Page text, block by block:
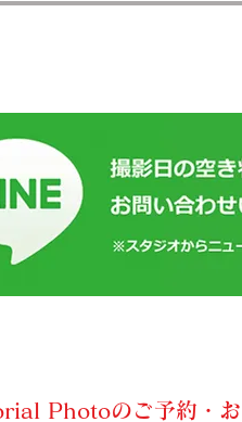
Photoのご予約・お